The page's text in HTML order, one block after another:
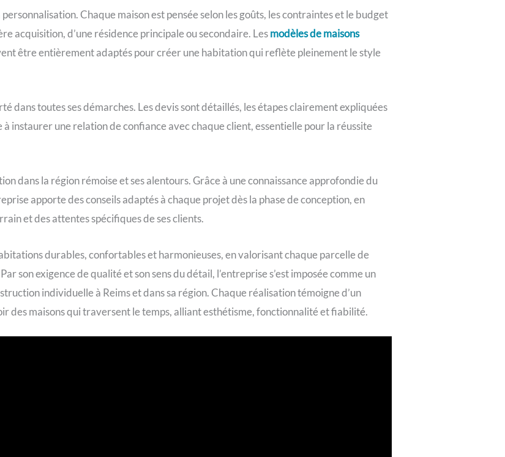
Chaque maison est pensée selon les goûts, les contraintes et le budget
acquisition, d’une résidence principale ou secondaire. Lesmodèles de maisons
être entièrement adaptés pour créer une habitation qui reflète pleinement le style
dans toutes ses démarches. Les devis sont détaillés, les étapes clairement expliquées
instaurer une relation de confiance avec chaque client, essentielle pour la réussite
dans la région rémoise et ses alentours. Grâce à une connaissance approfondie du
apporte des conseils adaptés à chaque projet dès la phase de conception, en
et des attentes spécifiques de ses clients.
durables, confortables et harmonieuses, en valorisant chaque parcelle de
son exigence de qualité et son sens du détail, l’entreprise s’est imposée comme un
individuelle à Reims et dans sa région. Chaque réalisation témoigne d’un
des maisons qui traversent le temps, alliant esthétisme, fonctionnalité et fiabilité.